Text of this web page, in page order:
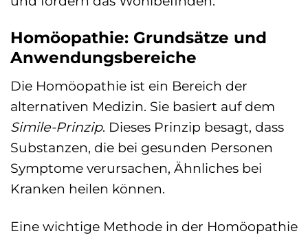
Homöopathie: Grundsätze und
Anwendungsbereiche
Die Homöopathie ist ein Bereich der
alternativen Medizin. Sie basiert auf dem
Simile-Prinzip. Dieses Prinzip besagt, dass
Substanzen, die bei gesunden Personen
Symptome verursachen, Ähnliches bei
Kranken heilen können.
Eine wichtige Methode in der Homöopathie